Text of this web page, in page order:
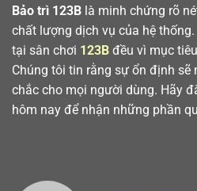
Bảo trì 123B là minh chứng rõ
chất lượng dịch vụ của hệ
tại sân chơi 123B đều vì mục
Chúng tôi tin rằng sự ổn định
chắc cho mọi người dùng. Hãy
hôm nay để nhận những phần